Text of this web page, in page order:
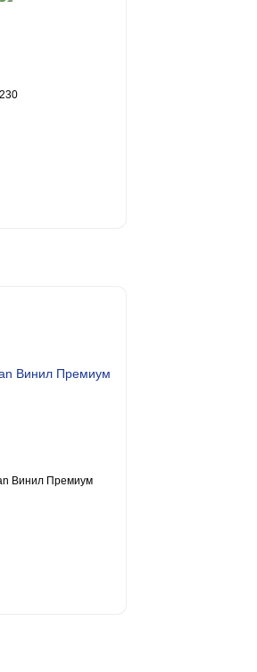
Винил Премиум